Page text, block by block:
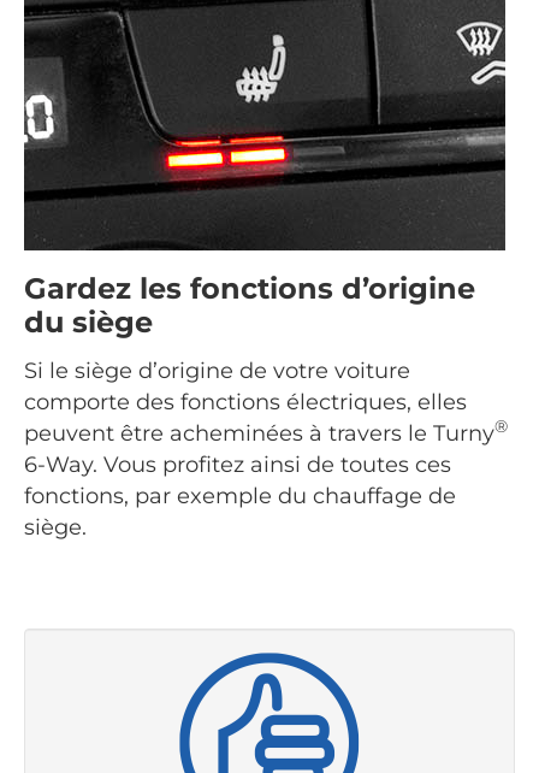
Gardez les fonctions d’origine
du siège
Si le siège d’origine de votre voiture
comporte des fonctions électriques, elles
peuvent être acheminées à travers le Turny®
6-Way. Vous profitez ainsi de toutes ces
fonctions, par exemple du chauffage de
siège.